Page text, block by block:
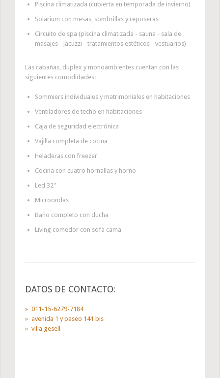
Piscina climatizada (cubierta en temporada de invierno)
Solarium con mesas, sombrillas y reposeras
Circuito de spa (piscina climatizada - sauna - sala de
masajes - jacuzzi - tratamientos estéticos - vestuarios)
Las cabañas, duplex y monoambientes cuentan con las
siguientes comodidades:
Sommiers individuales y matrimoniales en habitaciones
Ventiladores de techo en habitaciones
Caja de seguridad electrónica
Vajilla completa de cocina
Heladeras con freezer
Cocina con cuatro hornallas y horno
Led 32"
Microondas
Baño completo con ducha
Living comedor con sofa cama
DATOS DE CONTACTO:
011-15-6279-7184
avenida 1 y paseo 141 bis
villa gesell